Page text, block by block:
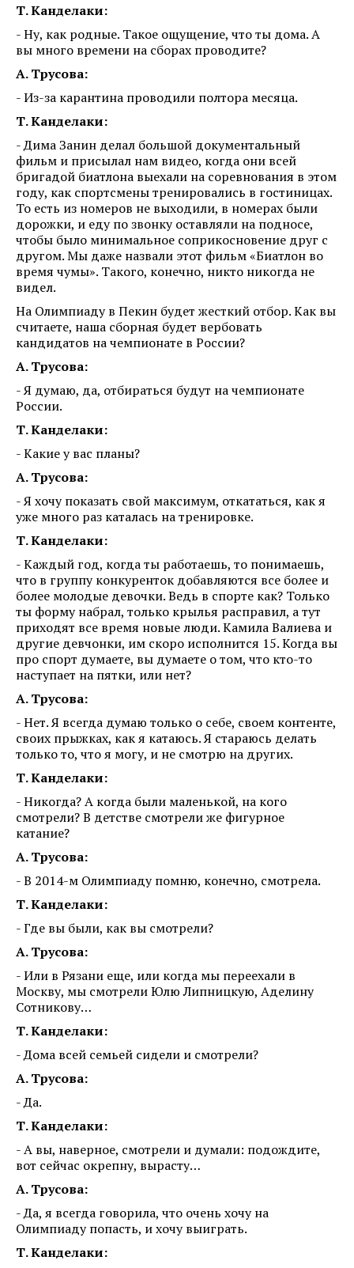
Т. Канделаки:
- Ну, как родные. Такое ощущение, что ты дома. А
вы много времени на сборах проводите?
А. Трусова:
- Из-за карантина проводили полтора месяца.
Т. Канделаки:
- Дима Занин делал большой документальный
фильм и присылал нам видео, когда они всей
бригадой биатлона выехали на соревнования в этом
году, как спортсмены тренировались в гостиницах.
То есть из номеров не выходили, в номерах были
дорожки, и еду по звонку оставляли на подносе,
чтобы было минимальное соприкосновение друг с
другом. Мы даже назвали этот фильм «Биатлон во
время чумы». Такого, конечно, никто никогда не
видел.
На Олимпиаду в Пекин будет жесткий отбор. Как вы
считаете, наша сборная будет вербовать
кандидатов на чемпионате в России?
А. Трусова:
- Я думаю, да, отбираться будут на чемпионате
России.
Т. Канделаки:
- Какие у вас планы?
А. Трусова:
- Я хочу показать свой максимум, откататься, как я
уже много раз каталась на тренировке.
Т. Канделаки:
- Каждый год, когда ты работаешь, то понимаешь,
что в группу конкуренток добавляются все более и
более молодые девочки. Ведь в спорте как? Только
ты форму набрал, только крылья расправил, а тут
приходят все время новые люди. Камила Валиева и
другие девчонки, им скоро исполнится 15. Когда вы
про спорт думаете, вы думаете о том, что кто-то
наступает на пятки, или нет?
А. Трусова:
- Нет. Я всегда думаю только о себе, своем контенте,
своих прыжках, как я катаюсь. Я стараюсь делать
только то, что я могу, и не смотрю на других.
Т. Канделаки:
- Никогда? А когда были маленькой, на кого
смотрели? В детстве смотрели же фигурное
катание?
А. Трусова:
- В 2014-м Олимпиаду помню, конечно, смотрела.
Т. Канделаки:
- Где вы были, как вы смотрели?
А. Трусова:
- Или в Рязани еще, или когда мы переехали в
Москву, мы смотрели Юлю Липницкую, Аделину
Сотникову…
Т. Канделаки:
- Дома всей семьей сидели и смотрели?
А. Трусова:
- Да.
Т. Канделаки:
- А вы, наверное, смотрели и думали: подождите,
вот сейчас окрепну, вырасту…
А. Трусова:
- Да, я всегда говорила, что очень хочу на
Олимпиаду попасть, и хочу выиграть.
Т. Канделаки: